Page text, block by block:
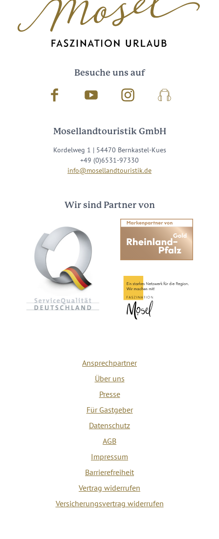
Besuche uns auf
Facebook Youtube InstagramPodcast
Mosellandtouristik GmbH
Kordelweg 1 | 54470 Bernkastel-Kues
+49 (0)6531-97330
info@mosellandtouristik.de
Wir sind Partner von
Ansprechpartner
Über uns
Presse
Für Gastgeber
Datenschutz
AGB
Impressum
Barrierefreiheit
Vertrag widerrufen
Versicherungsvertrag widerrufen